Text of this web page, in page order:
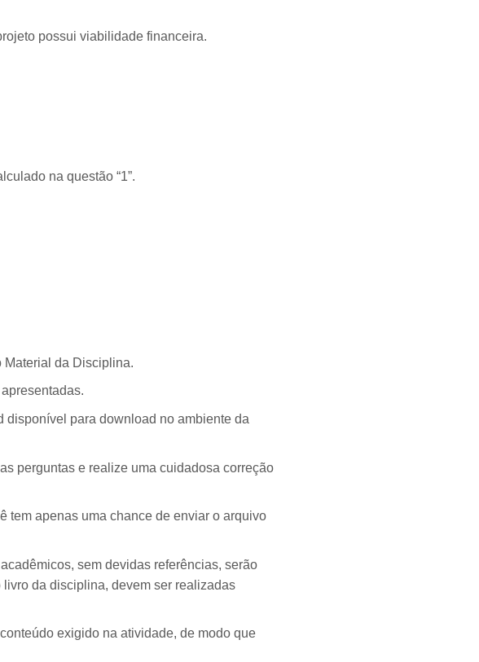
possui viabilidade financeira.
na questão “1”.
Material da Disciplina.
disponível para download no ambiente da
perguntas e realize uma cuidadosa correção
tem apenas uma chance de enviar o arquivo
sem devidas referências, serão
da disciplina, devem ser realizadas
exigido na atividade, de modo que